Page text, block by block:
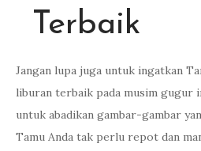
Terbaik
Jangan lupa juga untuk ingatkan
liburan terbaik pada musim gugur
untuk abadikan gambar-gambar
Tamu Anda tak perlu repot dan